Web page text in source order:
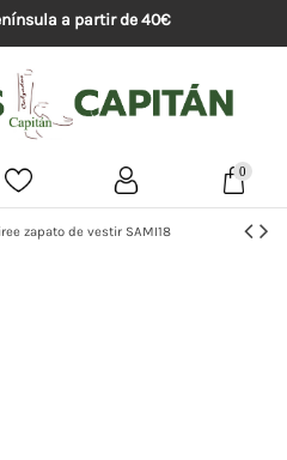
a partir de 40€
0
zapato de vestir SAMI18